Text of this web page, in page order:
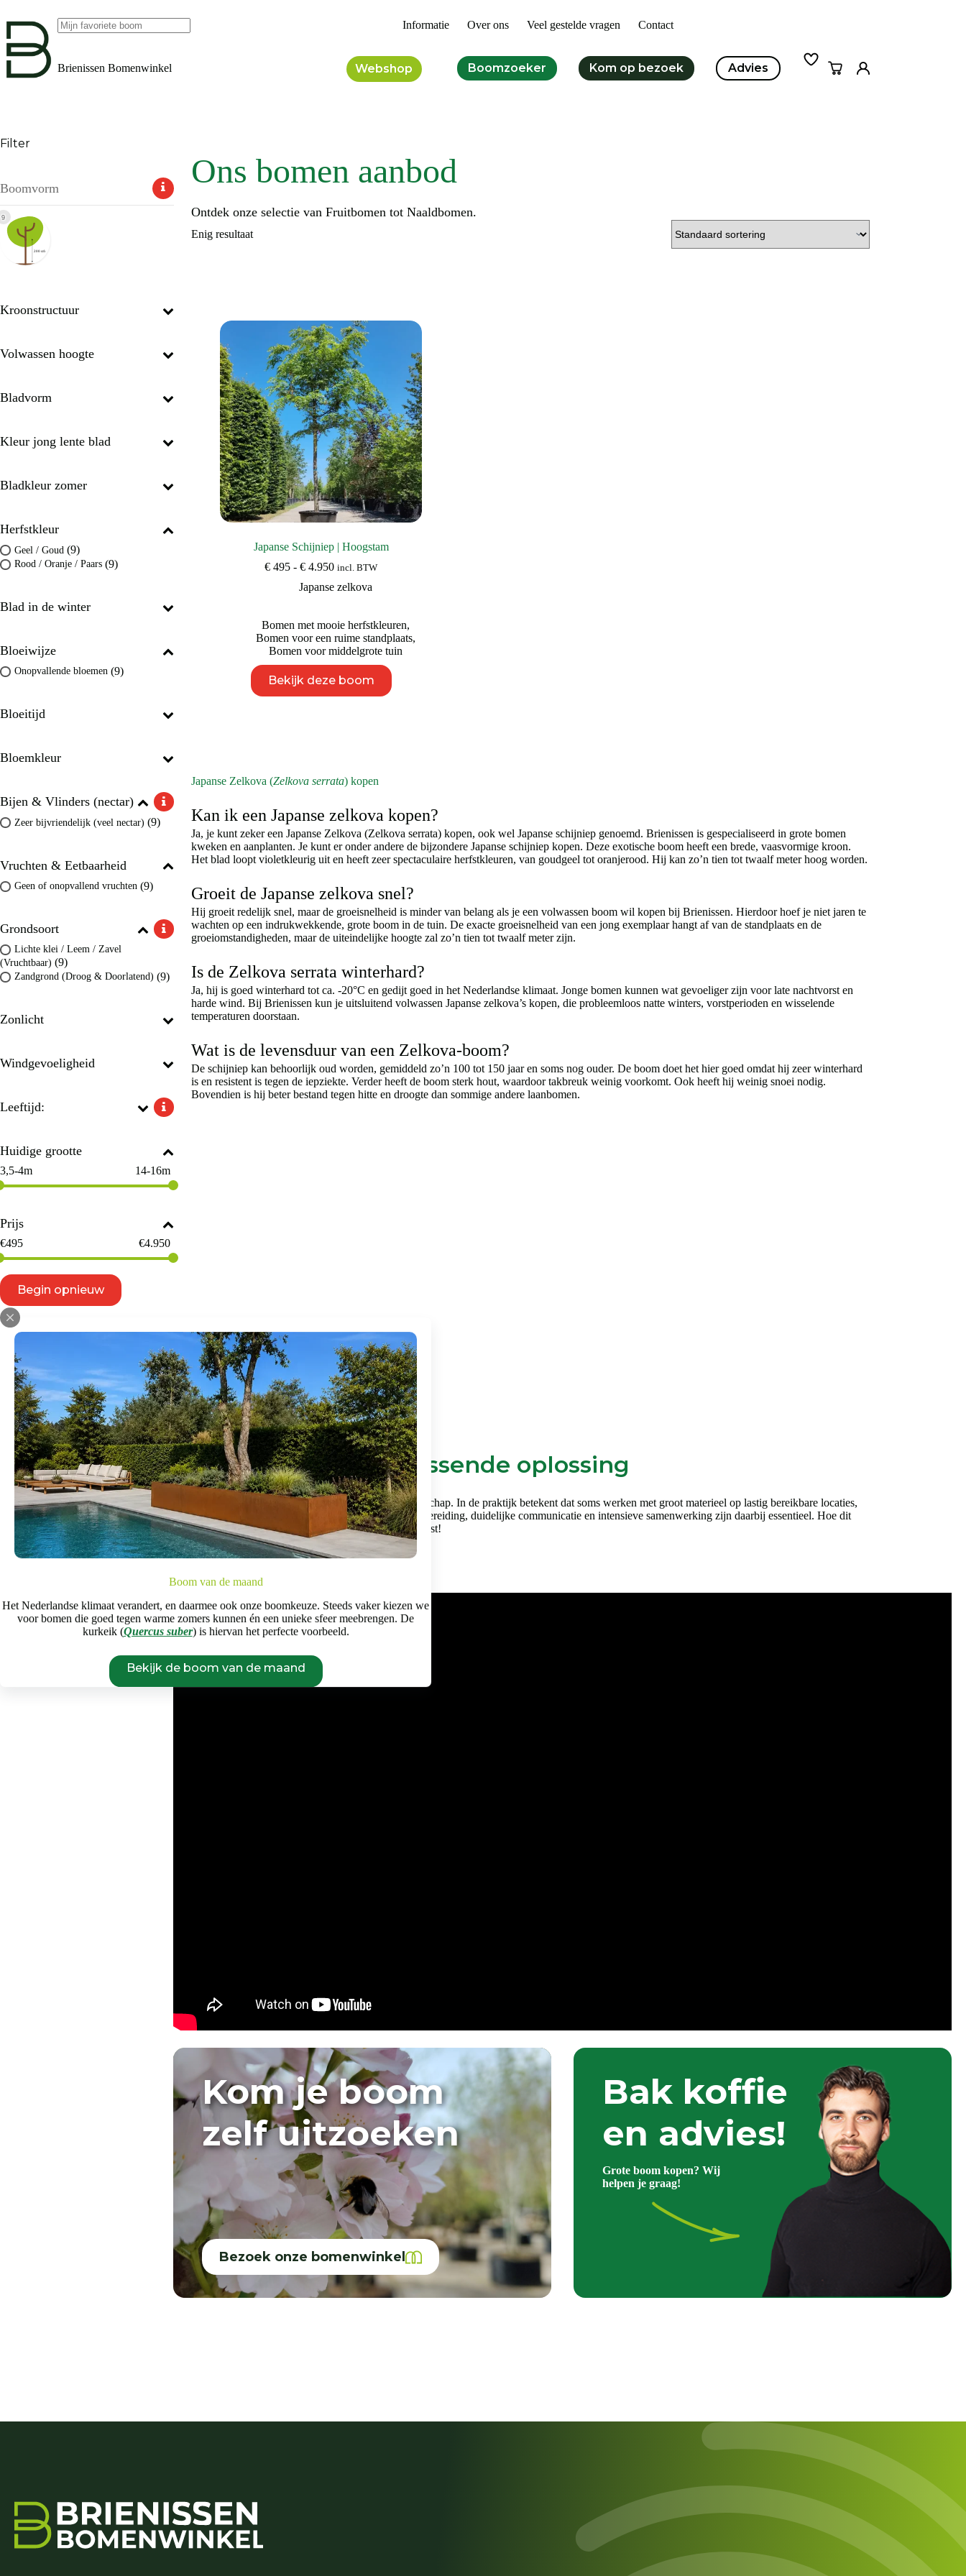
naar
inhoud
Boom van de maand
Het Nederlandse klimaat verandert, en daarmee ook onze boomkeuze. Steeds vaker kiezen we
voor bomen die goed tegen warme zomers kunnen én een unieke sfeer meebrengen. De
kurkeik (Quercus suber) is hiervan het perfecte voorbeeld.
Bekijk de boom van de maand
Informatie Over ons Veel gestelde vragen Contact
Brienissen Bomenwinkel Webshop Boomzoeker Kom op bezoek Advies Winkelwagen
Ons bomen aanbod
Ontdek onze selectie van Fruitbomen tot Naaldbomen.
Enig resultaat
Japanse Schijniep | Hoogstam
€ 495 - € 4.950Prijsklasse:
tot
incl. BTW
Japanse zelkova
Bomen met mooie herfstkleuren,
Bomen voor een ruime standplaats,
Bomen voor middelgrote tuin
Bekijk deze boom
product
heeft
worden
de
Japanse Zelkova (Zelkova serrata) kopen
Kan ik een Japanse zelkova kopen?
Ja, je kunt zeker een Japanse Zelkova (Zelkova serrata) kopen, ook wel Japanse schijniep genoemd. Brienissen is gespecialiseerd in grote bomen
kweken en aanplanten. Je kunt er onder andere de bijzondere Japanse schijniep kopen. Deze exotische boom heeft een brede, vaasvormige kroon.
Het blad loopt violetkleurig uit en heeft zeer spectaculaire herfstkleuren, van goudgeel tot oranjerood. Hij kan zo’n tien tot twaalf meter hoog worden.
Groeit de Japanse zelkova snel?
Hij groeit redelijk snel, maar de groeisnelheid is minder van belang als je een volwassen boom wil kopen bij Brienissen. Hierdoor hoef je niet jaren te
wachten op een indrukwekkende, grote boom in de tuin. De exacte groeisnelheid van een jong exemplaar hangt af van de standplaats en de
groeiomstandigheden, maar de uiteindelijke hoogte zal zo’n tien tot twaalf meter zijn.
Is de Zelkova serrata winterhard?
Ja, hij is goed winterhard tot ca. -20°C en gedijt goed in het Nederlandse klimaat. Jonge bomen kunnen wat gevoeliger zijn voor late nachtvorst en
harde wind. Bij Brienissen kun je uitsluitend volwassen Japanse zelkova’s kopen, die probleemloos natte winters, vorstperioden en wisselende
temperaturen doorstaan.
Wat is de levensduur van een Zelkova-boom?
De schijniep kan behoorlijk oud worden, gemiddeld zo’n 100 tot 150 jaar en soms nog ouder. De boom doet het hier goed omdat hij zeer winterhard
is en resistent is tegen de iepziekte. Verder heeft de boom sterk hout, waardoor takbreuk weinig voorkomt. Ook heeft hij weinig snoei nodig.
Bovendien is hij beter bestand tegen hitte en droogte dan sommige andere laanbomen.
Filter
Boomvorm
9
Kroonstructuur
Volwassen hoogte
Bladvorm
Kleur jong lente blad
Bladkleur zomer
Herfstkleur
Geel / Goud (9)
Rood / Oranje / Paars (9)
Blad in de winter
Bloeiwijze
Onopvallende bloemen (9)
Bloeitijd
Bloemkleur
Bijen & Vlinders (nectar)
Zeer bijvriendelijk (veel nectar) (9)
Vruchten & Eetbaarheid
Geen of onopvallend vruchten (9)
Grondsoort
Lichte klei / Leem / Zavel
(Vruchtbaar) (9)
Zandgrond (Droog & Doorlatend) (9)
Zonlicht
Windgevoeligheid
Leeftijd:
Huidige grootte
3,5-4m 14-16m
Prijs
€495 €4.950
Begin opnieuw
Voor iedereen een passende oplossing
Grote, volwassen bomen aanplanten vraagt om vakmanschap. In de praktijk betekent dat soms werken met groot materieel op lastig bereikbare locaties,
zoals smalle straten in stedelijk gebied. Een goede voorbereiding, duidelijke communicatie en intensieve samenwerking zijn daarbij essentieel. Hoe dit
proces in zijn werk gaat? Dat zie je in het filmpje hiernaast!
Kom je boom
zelf uitzoeken
Bezoek onze bomenwinkel
Bak koffie
en advies!
Grote boom kopen? Wij
helpen je graag!